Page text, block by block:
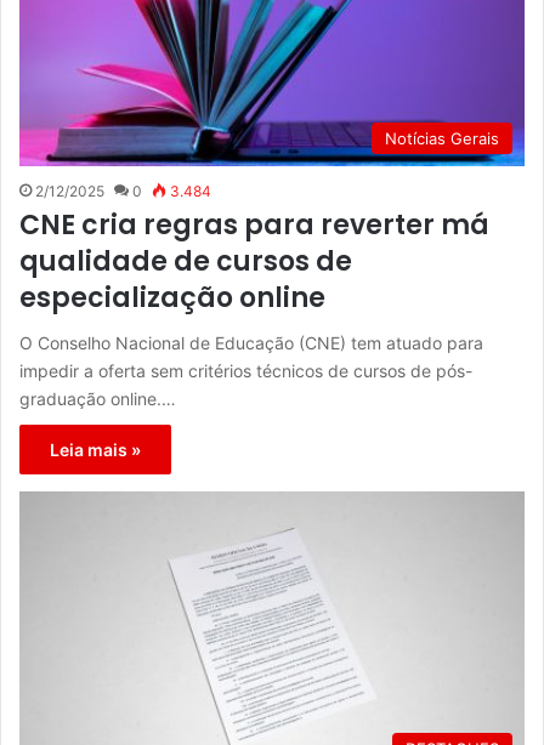
Notícias Gerais
2/12/2025 0 3.484
CNE cria regras para reverter má
qualidade de cursos de
especialização online
O Conselho Nacional de Educação (CNE) tem atuado para
impedir a oferta sem critérios técnicos de cursos de pós-
graduação online.…
Leia mais »